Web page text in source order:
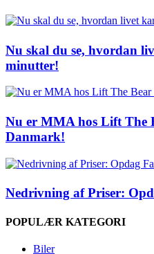
Nu skal du se, hvordan
minutter!
Nu er MMA hos Lift The
Danmark!
Nedrivning af Priser:
POPULÆR KATEGORI
Biler